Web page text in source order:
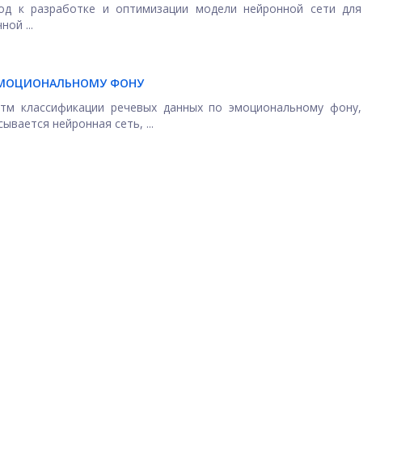
к разработке и оптимизации модели нейронной сети для
...
ФОНУ
классификации речевых данных по эмоциональному фону,
нейронная сеть, ...